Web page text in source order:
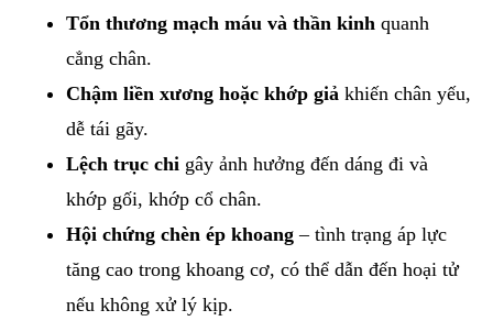
Tổn thương mạch máu và thần kinh quanh
cẳng chân.
Chậm liền xương hoặc khớp giả khiến chân yếu,
dễ tái gãy.
Lệch trục chi gây ảnh hưởng đến dáng đi và
khớp gối, khớp cổ chân.
Hội chứng chèn ép khoang – tình trạng áp lực
tăng cao trong khoang cơ, có thể dẫn đến hoại tử
nếu không xử lý kịp.